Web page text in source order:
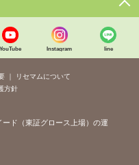
YouTube Instagram line
リセマムについて
方針
ード（東証グロース上場）の運